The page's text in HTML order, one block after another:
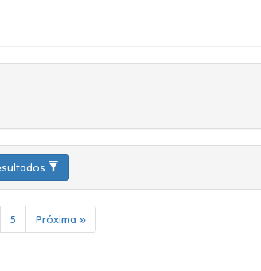
5 Próxima »